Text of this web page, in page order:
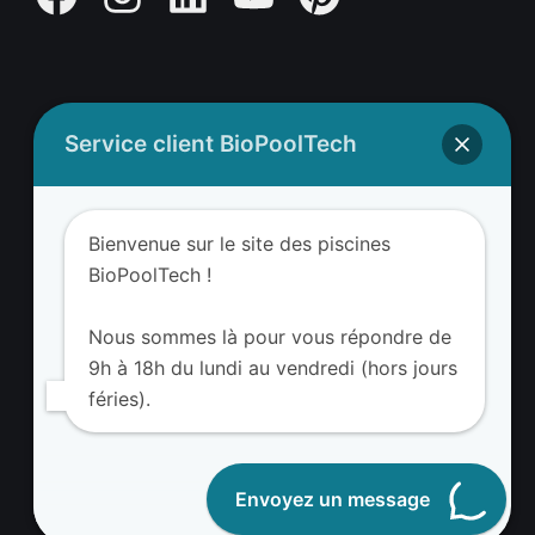
Adresse BioValue BioPoolTech
BioValue BioPoolTech
Devenir partenaire BioValue BioPoolTech
Service client BioPoolTech
Bienvenue sur le site des piscines
BioPoolTech !
Nous sommes là pour vous répondre de
9h à 18h du lundi au vendredi (hors jours
féries).
Envoyez un message